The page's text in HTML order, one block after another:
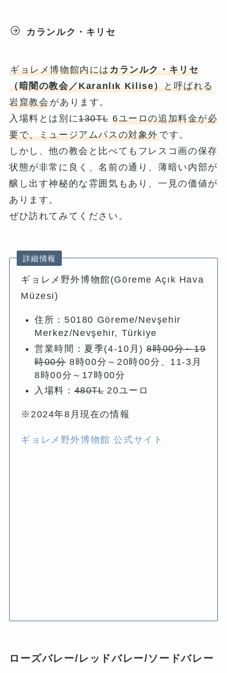
カランルク・キリセ
ギョレメ博物館内にはカランルク・キリセ
（暗闇の教会／Karanlık Kilise）と呼ばれる
岩窟教会があります。
入場料とは別に130TL 6ユーロの追加料金が必
要で、ミュージアムパスの対象外です。
しかし、他の教会と比べてもフレスコ画の保存
状態が非常に良く、名前の通り、薄暗い内部が
醸し出す神秘的な雰囲気もあり、一見の価値が
あります。
ぜひ訪れてみてください。
詳細情報
ギョレメ野外博物館(Göreme Açık Hava
Müzesi)
住所：50180 Göreme/Nevşehir
Merkez/Nevşehir, Türkiye
営業時間：夏季(4-10月)8時00分～19
時00分8時00分～20時00分、11-3月
8時00分～17時00分
入場料：480TL20ユーロ
※2024年8月現在の情報
ギョレメ野外博物館 公式サイト
ローズバレー/レッドバレー/ソードバレー